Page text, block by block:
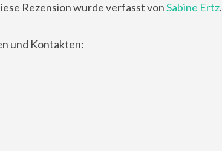
Rezension wurde verfasst vonSabine Ertz.
und Kontakten: